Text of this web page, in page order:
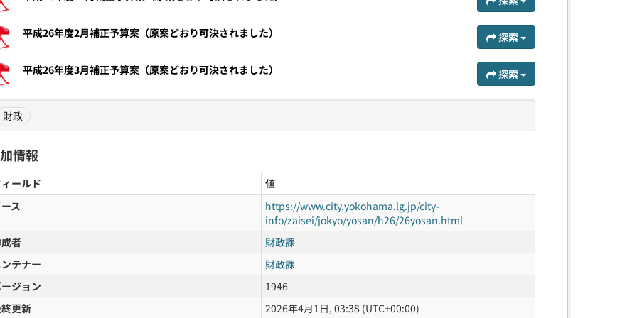
平成26年度2月補正予算案（原案どおり可決されました） 探索
平成26年度3月補正予算案（原案どおり可決されました） 探索
財政
情報
ールド
値
ス
https://www.city.yokohama.lg.jp/city-
info/zaisei/jokyo/yosan/h26/26yosan.html
者
財政課
テナー
財政課
ジョン
1946
更新
2026年4月1日, 03:38 (UTC+00:00)